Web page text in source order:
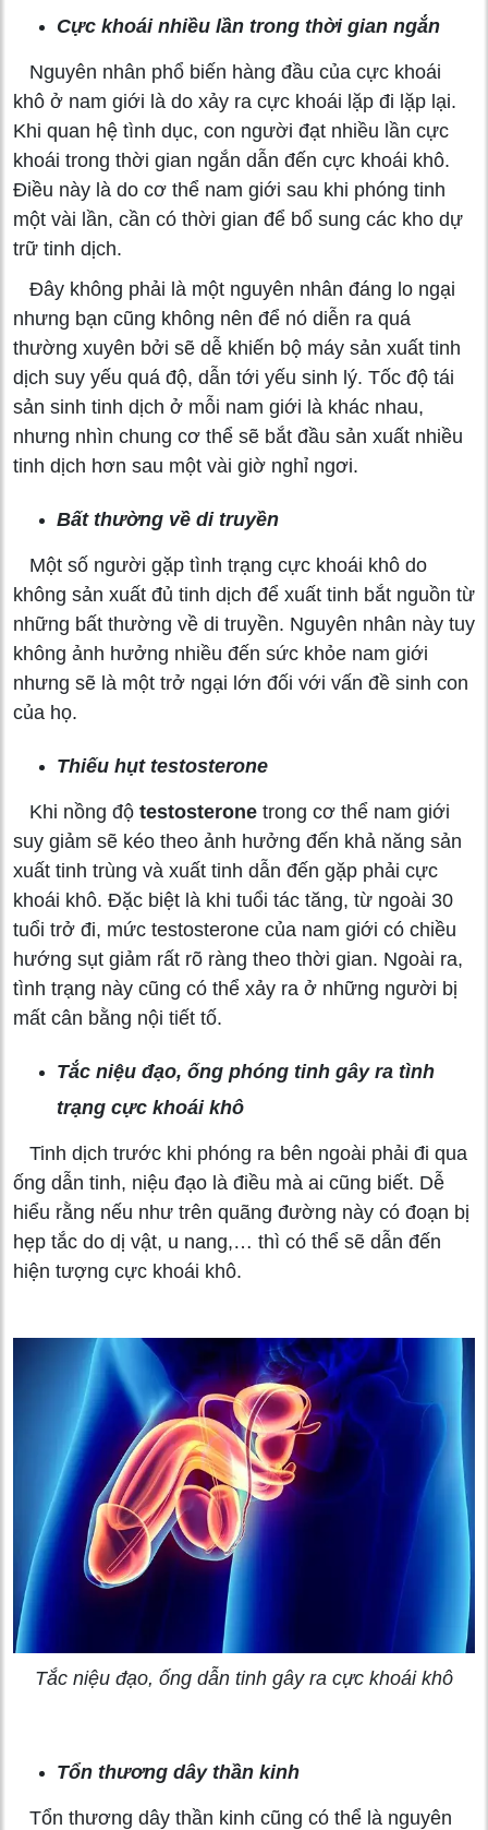
Cực khoái nhiều lần trong thời gian ngắn
Nguyên nhân phổ biến hàng đầu của cực khoái
khô ở nam giới là do xảy ra cực khoái lặp đi lặp lại.
Khi quan hệ tình dục, con người đạt nhiều lần cực
khoái trong thời gian ngắn dẫn đến cực khoái khô.
Điều này là do cơ thể nam giới sau khi phóng tinh
một vài lần, cần có thời gian để bổ sung các kho dự
trữ tinh dịch.
Đây không phải là một nguyên nhân đáng lo ngại
nhưng bạn cũng không nên để nó diễn ra quá
thường xuyên bởi sẽ dễ khiến bộ máy sản xuất tinh
dịch suy yếu quá độ, dẫn tới yếu sinh lý. Tốc độ tái
sản sinh tinh dịch ở mỗi nam giới là khác nhau,
nhưng nhìn chung cơ thể sẽ bắt đầu sản xuất nhiều
tinh dịch hơn sau một vài giờ nghỉ ngơi.
Bất thường về di truyền
Một số người gặp tình trạng cực khoái khô do
không sản xuất đủ tinh dịch để xuất tinh bắt nguồn từ
những bất thường về di truyền. Nguyên nhân này tuy
không ảnh hưởng nhiều đến sức khỏe nam giới
nhưng sẽ là một trở ngại lớn đối với vấn đề sinh con
của họ.
Thiếu hụt testosterone
Khi nồng độ testosterone trong cơ thể nam giới
suy giảm sẽ kéo theo ảnh hưởng đến khả năng sản
xuất tinh trùng và xuất tinh dẫn đến gặp phải cực
khoái khô. Đặc biệt là khi tuổi tác tăng, từ ngoài 30
tuổi trở đi, mức testosterone của nam giới có chiều
hướng sụt giảm rất rõ ràng theo thời gian. Ngoài ra,
tình trạng này cũng có thể xảy ra ở những người bị
mất cân bằng nội tiết tố.
Tắc niệu đạo, ống phóng tinh gây ra tình
trạng cực khoái khô
Tinh dịch trước khi phóng ra bên ngoài phải đi qua
ống dẫn tinh, niệu đạo là điều mà ai cũng biết. Dễ
hiểu rằng nếu như trên quãng đường này có đoạn bị
hẹp tắc do dị vật, u nang,… thì có thể sẽ dẫn đến
hiện tượng cực khoái khô.
Tắc niệu đạo, ống dẫn tinh gây ra cực khoái khô
Tổn thương dây thần kinh
Tổn thương dây thần kinh cũng có thể là nguyên